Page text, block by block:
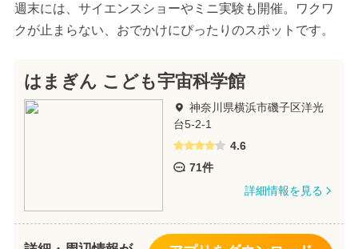
週末には、サイエンスショーやミニ実験も開催。ワクワ
クが止まらない、おでかけにぴったりのスポットです。
はまぎん こども宇宙科学館
神奈川県横浜市磯子区洋光
台5-2-1
4.6
71件
詳細情報を見る